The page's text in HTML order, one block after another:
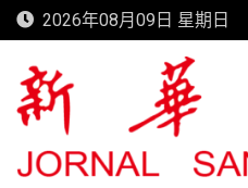
Skip
to
content
2026年08月09日 星期日